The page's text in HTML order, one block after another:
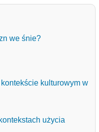
we śnie?
kulturowym w
użycia